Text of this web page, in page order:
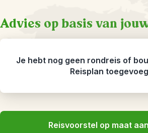
Advies op basis van
Je hebt nog geen rondreis of
Reisplan
Reisvoorstel op maat